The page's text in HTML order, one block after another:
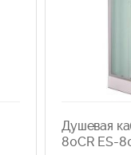
Душевая
80CR ES-